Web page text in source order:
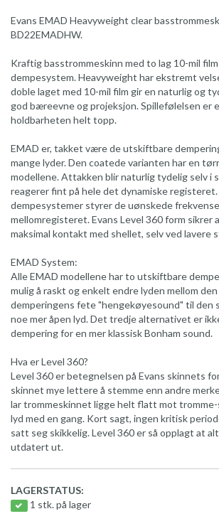
Evans EMAD Heavyweight clear
BD22EMADHW.
Kraftig basstrommeskinn med to lag 10-mil
dempesystem. Heavyweight har ekstremt
doble laget med 10-mil film gir en naturlig og
god bæreevne og projeksjon. Spillefølelsen er
holdbarheten helt topp.
EMAD er, takket være de utskiftbare
mange lyder. Den coatede varianten har en
modellene. Attakken blir naturlig tydelig selv i
reagerer fint på hele det dynamiske
dempesystemer styrer de uønskede
mellomregisteret. Evans Level 360 form sikrer
maksimal kontakt med shellet, selv ved lavere
EMAD System:
Alle EMAD modellene har to utskiftbare
mulig å raskt og enkelt endre lyden mellom
demperingens fete "hengekøyesound" til den
noe mer åpen lyd. Det tredje alternativet er
dempering for en mer klassisk Bonham sound.
Hva er Level 360?
Level 360 er betegnelsen på Evans skinnets
skinnet mye lettere å stemme enn andre
lar trommeskinnet ligge helt flatt mot
lyd med en gang. Kort sagt, ingen kritisk
satt seg skikkelig. Level 360 er så opplagt at
utdatert ut.
LAGERSTATUS:
1 stk. på lager